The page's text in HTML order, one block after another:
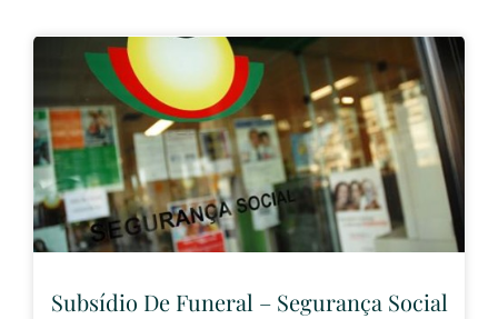
Subsídio De Funeral – Segurança Social